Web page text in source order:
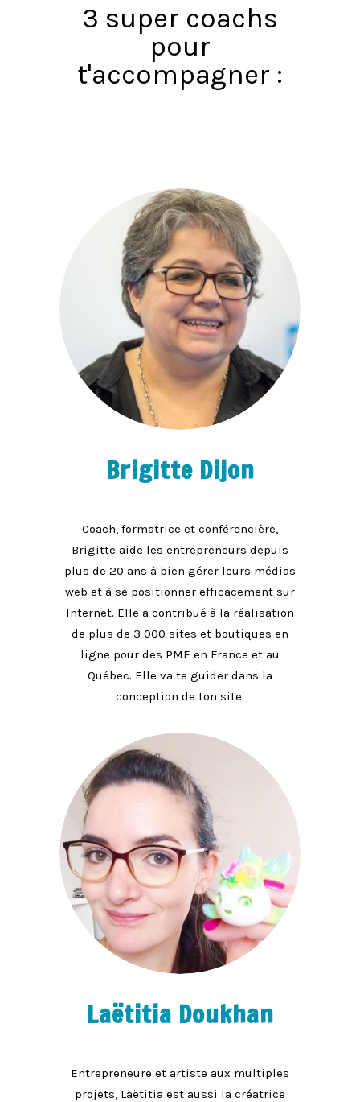
3 super coachs
pour
t'accompagner :
Brigitte Dijon
Coach, formatrice et conférencière,
Brigitte aide les entrepreneurs depuis
plus de 20 ans à bien gérer leurs médias
web et à se positionner efficacement sur
Internet. Elle a contribué à la réalisation
de plus de 3 000 sites et boutiques en
ligne pour des PME en France et au
Québec. Elle va te guider dans la
conception de ton site.
Laëtitia Doukhan
Entrepreneure et artiste aux multiples
projets, Laëtitia est aussi la créatrice